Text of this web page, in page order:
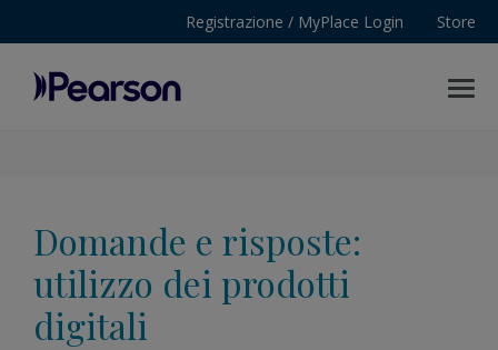
Registrazione / MyPlace Login Store
Domande e risposte:
utilizzo dei prodotti
digitali